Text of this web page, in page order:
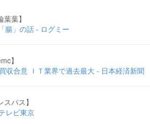
葉】
腸」の話 - ログミー
】
収合意 ＩＴ業界で過去最大 - 日本経済新聞
パス】
レビ東京